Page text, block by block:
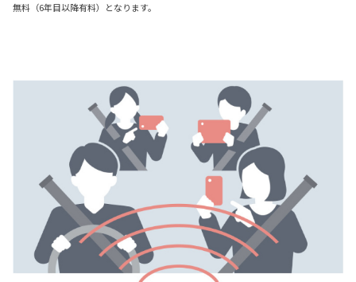
無料（6年目以降有料）となります。